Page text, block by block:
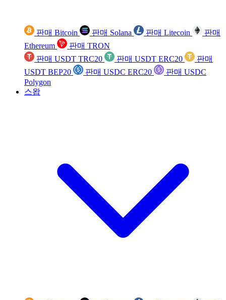
판매 Bitcoin 판매 Solana 판매 Litecoin
판매
Ethereum
판매 TRON
판매 USDT TRC20
판매 USDT ERC20
판매
USDT BEP20
판매 USDC ERC20
판매 USDC
Polygon
스왑